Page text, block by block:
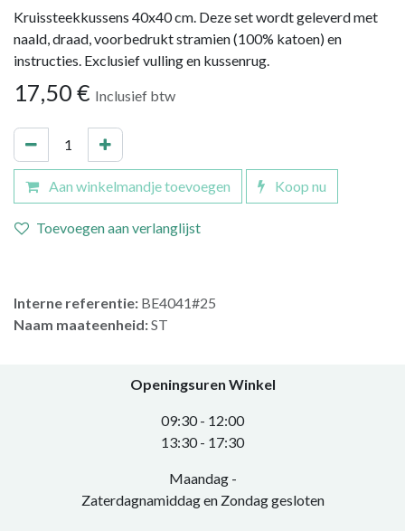
Kruissteekkussens 40x40 cm. Deze set wordt geleverd met
naald, draad, voorbedrukt stramien (100% katoen) en
instructies. Exclusief vulling en kussenrug.
17,50 € Inclusief btw
Aan winkelmandje toevoegen Koop nu
Toevoegen aan verlanglijst
Interne referentie: BE4041#25
Naam maateenheid:ST
Openingsuren Winkel
0​9:30 - 12:00
​13:30 - 17:30​
Maandag -
Zaterdagnamiddag en Zondag gesloten